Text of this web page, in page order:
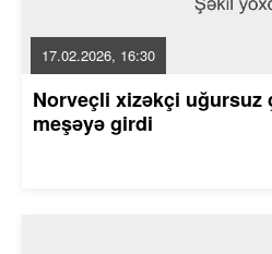
17.02.2026, 16:30
Norveçli xizəkçi uğursuz
meşəyə girdi